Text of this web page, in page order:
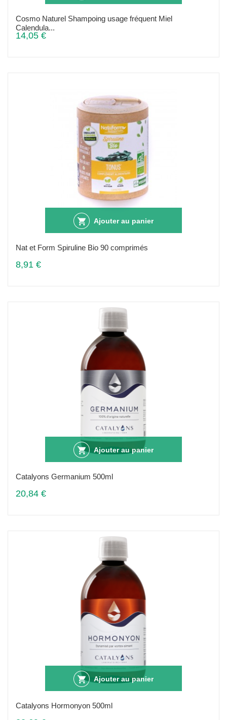
Cosmo Naturel Shampoing usage fréquent Miel
Calendula...
14,05 €
Ajouter au panier
Nat et Form Spiruline Bio 90 comprimés
8,91 €
Ajouter au panier
Catalyons Germanium 500ml
20,84 €
Ajouter au panier
Catalyons Hormonyon 500ml